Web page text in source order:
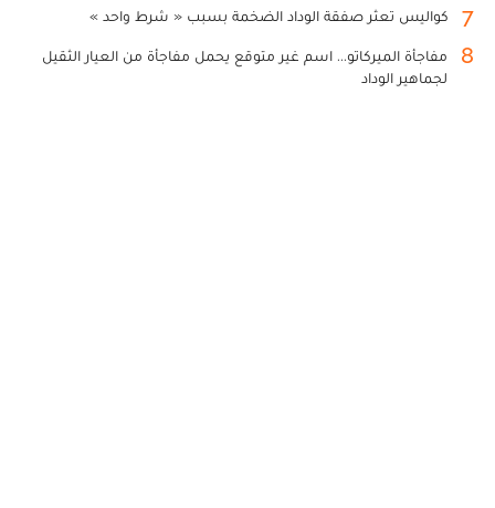
7 كواليس تعثر صفقة الوداد الضخمة بسبب « شرط واحد »
8
مفاجأة الميركاتو... اسم غير متوقع يحمل مفاجأة من العيار الثقيل
لجماهير الوداد